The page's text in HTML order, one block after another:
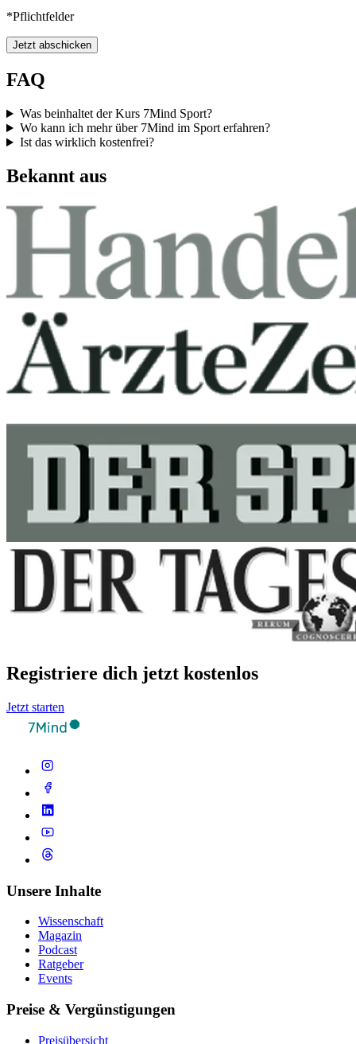
*Pflichtfelder
Jetzt abschicken
FAQ
Was beinhaltet der Kurs 7Mind Sport?
Wo kann ich mehr über 7Mind im Sport erfahren?
Ist das wirklich kostenfrei?
Bekannt aus
Registriere dich jetzt kostenlos
Jetzt starten
Unsere Inhalte
Wissenschaft
Magazin
Podcast
Ratgeber
Events
Preise & Vergünstigungen
Preisübersicht